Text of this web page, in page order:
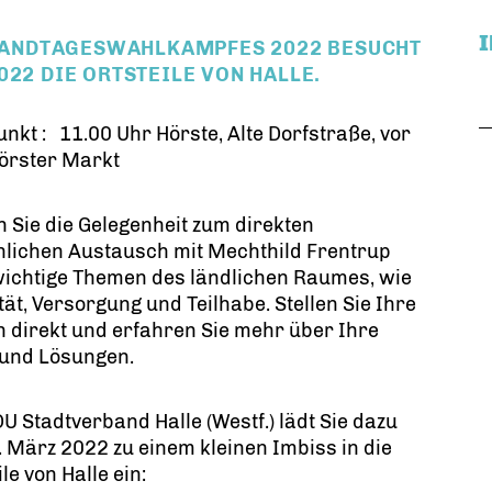
2022 BESUCHT
DIE ORTSTEILE VON HALLE.
: 11.00 Uhr Hörste, Alte Dorfstraße, vor
Markt
Sie die Gelegenheit zum direkten
Austausch mit Mechthild Frentrup
Themen des ländlichen Raumes, wie
Versorgung und Teilhabe. Stellen Sie Ihre
direkt und erfahren Sie mehr über Ihre
Lösungen.
Stadtverband Halle (Westf.) lädt Sie dazu
März 2022 zu einem kleinen Imbiss in die
von Halle ein: